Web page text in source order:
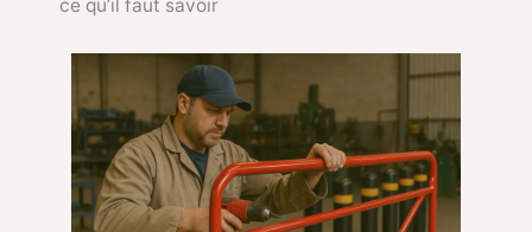
ce qu’il faut savoir